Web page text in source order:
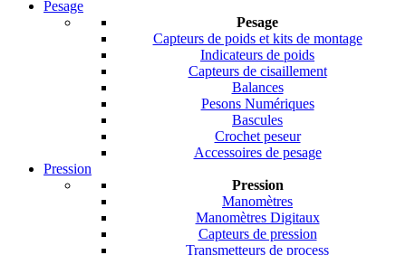
Pesage
Pesage
Capteurs de poids et kits de montage
Indicateurs de poids
Capteurs de cisaillement
Balances
Pesons Numériques
Bascules
Crochet peseur
Accessoires de pesage
Pression
Pression
Manomètres
Manomètres Digitaux
Capteurs de pression
Transmetteurs de process